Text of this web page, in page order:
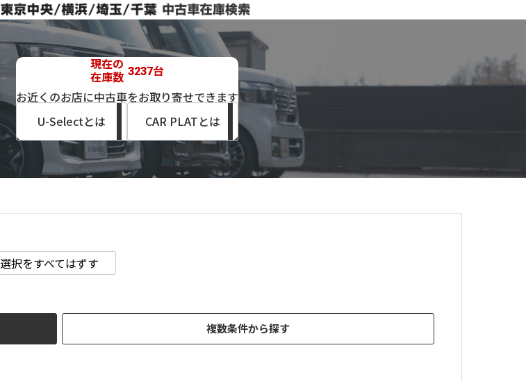
現在の
在庫数 3237台
お近くのお店に中古車をお取り寄せできます
U-Selectとは
CAR PLATとは
選択をすべてはずす
複数条件から探す